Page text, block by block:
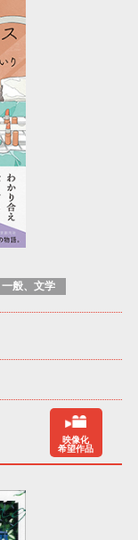
般、文学
映像化
希望作品